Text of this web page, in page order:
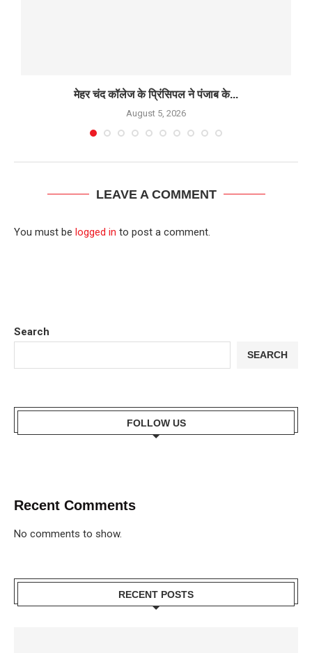
मेहर चंद कॉलेज के प्रिंसिपल ने पंजाब के...
August 5, 2026
LEAVE A COMMENT
You must be logged in to post a comment.
Search
SEARCH
FOLLOW US
Recent Comments
No comments to show.
RECENT POSTS